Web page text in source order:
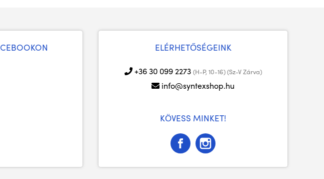
ELÉRHETŐSÉGEINK
+36 30 099 2273 (H-P, 10-16) (Sz-V Zárva)
info@syntexshop.hu
KÖVESS MINKET!